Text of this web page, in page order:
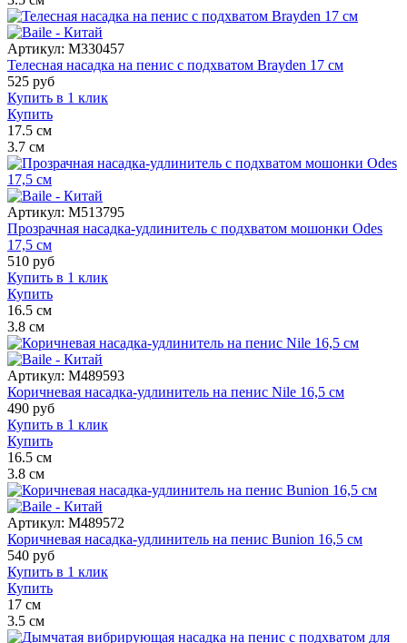
Артикул: M330457
Телесная насадка на пенис с подхватом Brayden 17 см
525 руб
Купить в 1 клик
Купить
17.5 см
3.7 см
Артикул: M513795
Прозрачная насадка-удлинитель с подхватом мошонки Odes
17,5 см
510 руб
Купить в 1 клик
Купить
16.5 см
3.8 см
Артикул: M489593
Коричневая насадка-удлинитель на пенис Nile 16,5 см
490 руб
Купить в 1 клик
Купить
16.5 см
3.8 см
Артикул: M489572
Коричневая насадка-удлинитель на пенис Bunion 16,5 см
540 руб
Купить в 1 клик
Купить
17 см
3.5 см